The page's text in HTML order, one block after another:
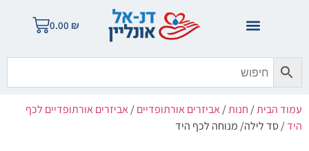
0.00 ₪
עמוד הבית/חנות/אביזרים אורתופדיים/אביזרים אורתופדיים לכף
היד/ סד לילה/ מנוחה לכף היד